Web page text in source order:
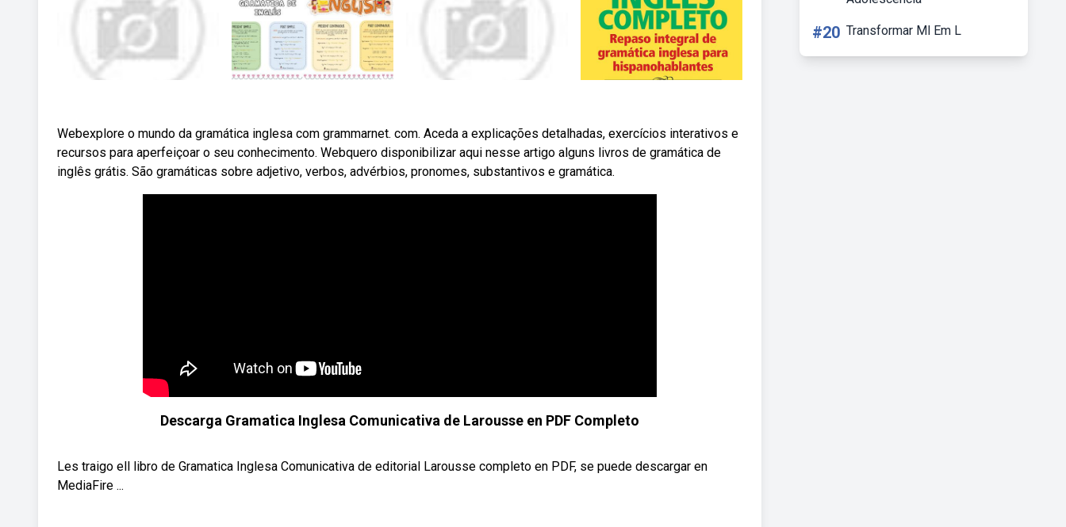
Webexplore o mundo da gramática inglesa com grammarnet. com. Aceda a explicações detalhadas, exercícios interativos e
recursos para aperfeiçoar o seu conhecimento. Webquero disponibilizar aqui nesse artigo alguns livros de gramática de
inglês grátis. São gramáticas sobre adjetivo, verbos, advérbios, pronomes, substantivos e gramática.
Descarga Gramatica Inglesa Comunicativa de Larousse en PDF Completo
Les traigo ell libro de Gramatica Inglesa Comunicativa de editorial Larousse completo en PDF, se puede descargar en
MediaFire ...
#20 Transformar Ml Em L